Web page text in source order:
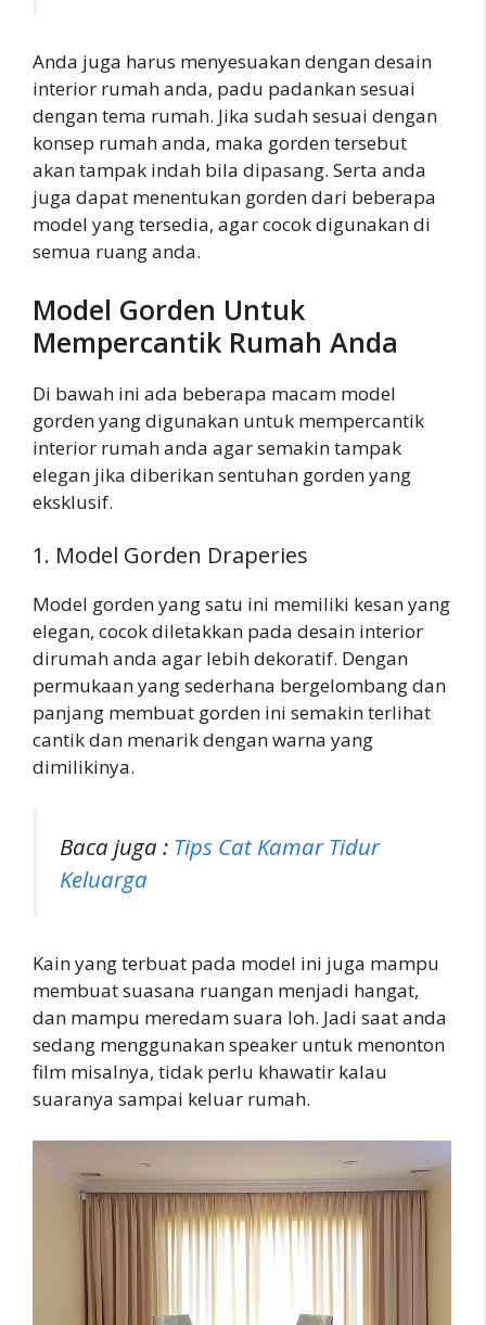
Anda juga harus menyesuakan dengan desain
interior rumah anda, padu padankan sesuai
dengan tema rumah. Jika sudah sesuai dengan
konsep rumah anda, maka gorden tersebut
akan tampak indah bila dipasang. Serta anda
juga dapat menentukan gorden dari beberapa
model yang tersedia, agar cocok digunakan di
semua ruang anda.
Model Gorden Untuk
Mempercantik Rumah Anda
Di bawah ini ada beberapa macam model
gorden yang digunakan untuk mempercantik
interior rumah anda agar semakin tampak
elegan jika diberikan sentuhan gorden yang
eksklusif.
1. Model Gorden Draperies
Model gorden yang satu ini memiliki kesan yang
elegan, cocok diletakkan pada desain interior
dirumah anda agar lebih dekoratif. Dengan
permukaan yang sederhana bergelombang dan
panjang membuat gorden ini semakin terlihat
cantik dan menarik dengan warna yang
dimilikinya.
Baca juga : Tips Cat Kamar Tidur
Keluarga
Kain yang terbuat pada model ini juga mampu
membuat suasana ruangan menjadi hangat,
dan mampu meredam suara loh. Jadi saat anda
sedang menggunakan speaker untuk menonton
film misalnya, tidak perlu khawatir kalau
suaranya sampai keluar rumah.